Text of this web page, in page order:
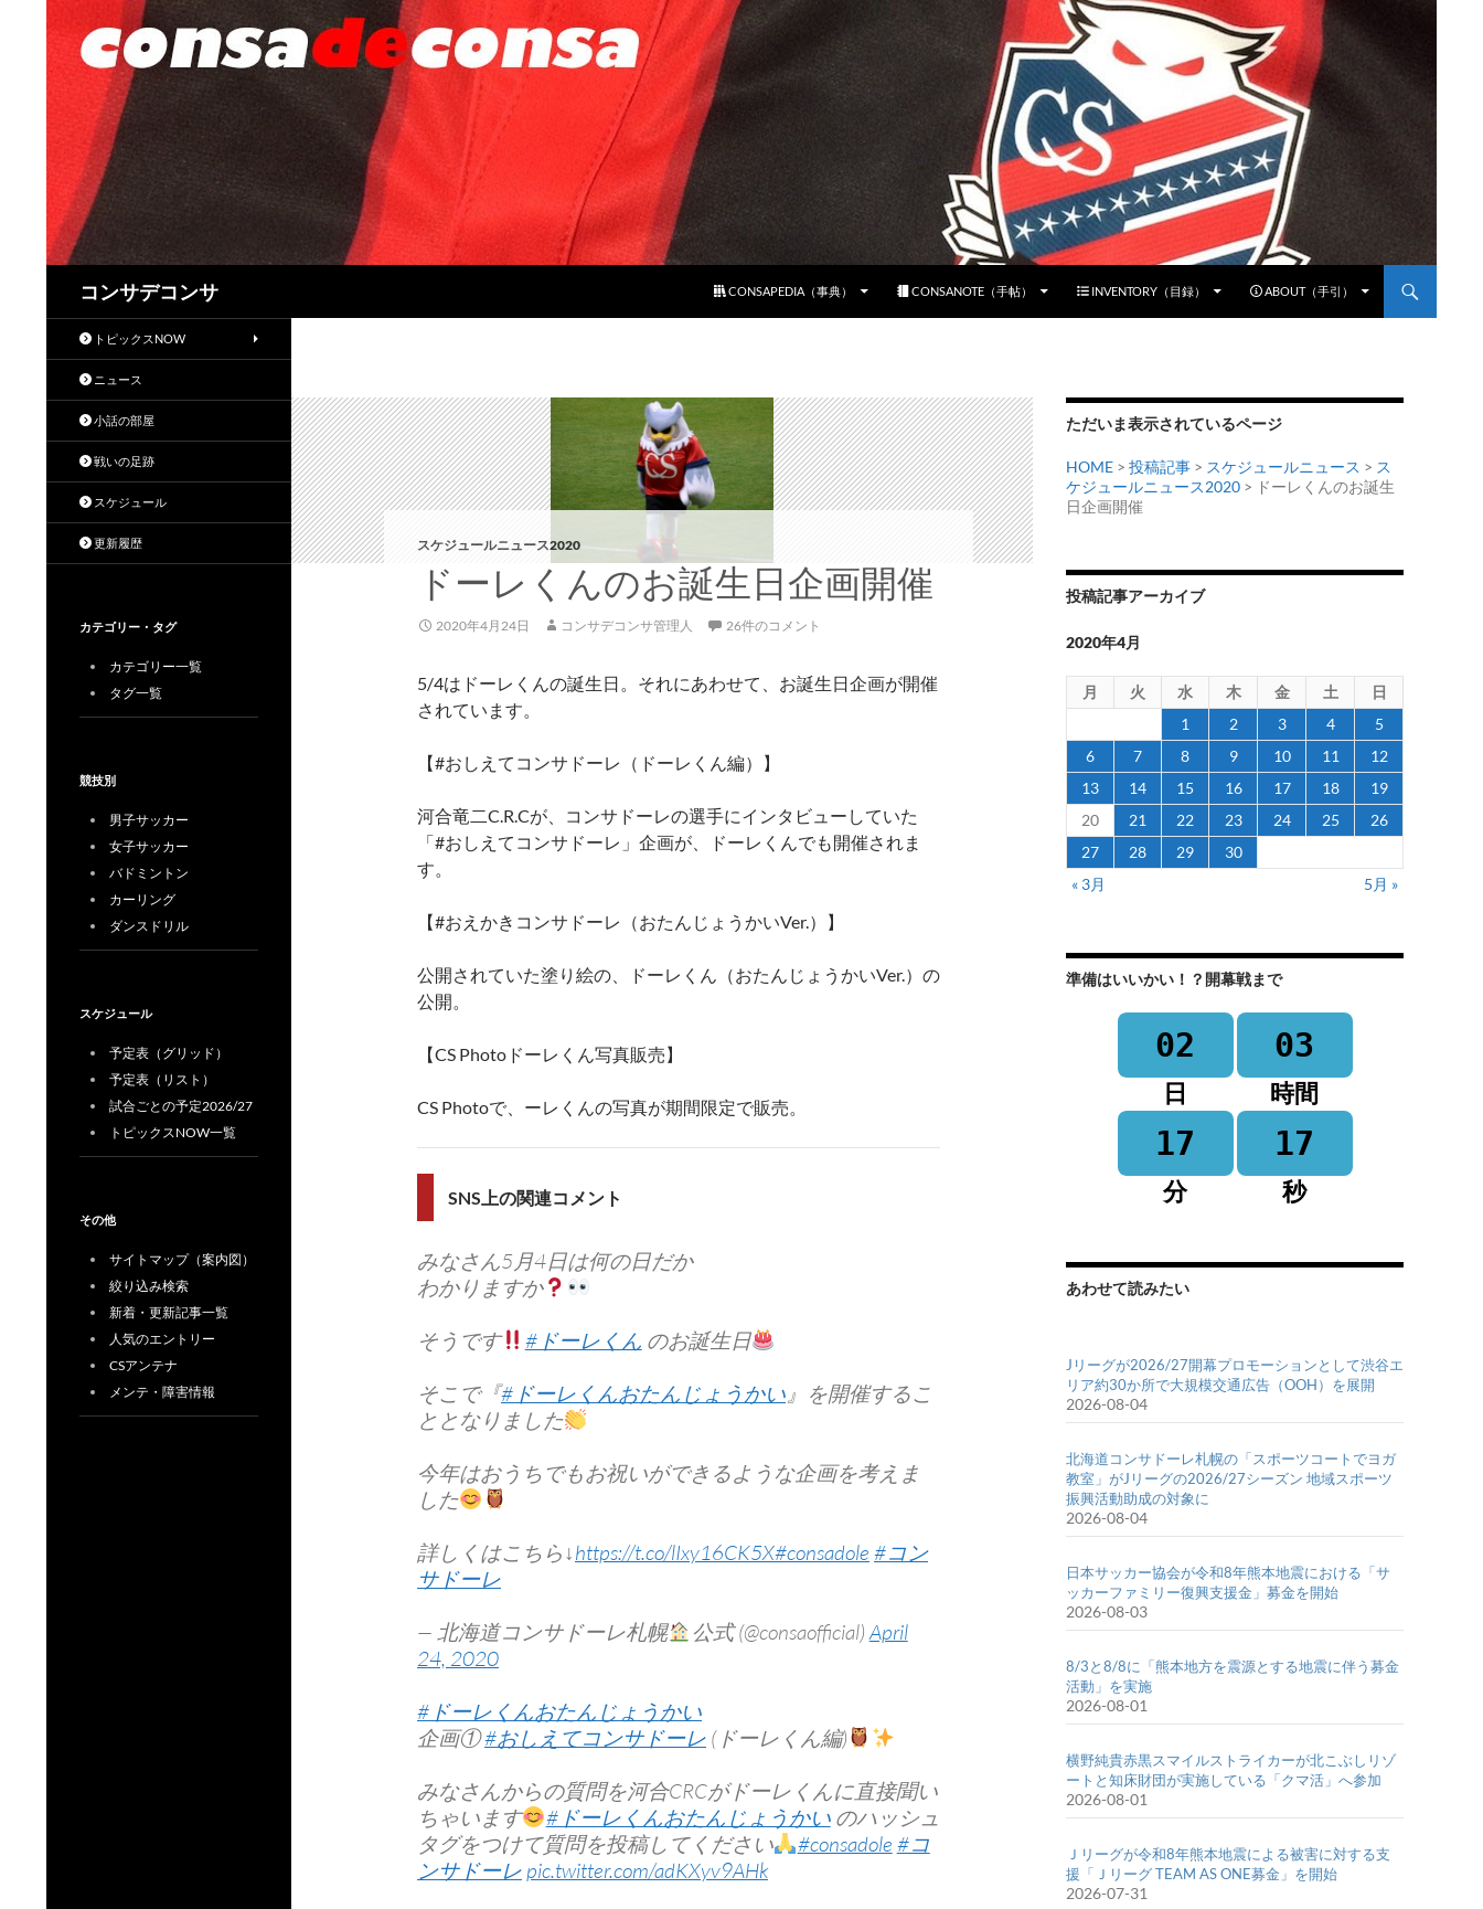
コンサデコンサ
CONSAPEDIA（事典）
CONSANOTE（手帖） INVENTORY（目録） ABOUT（手引）
スケジュールニュース2020
ドーレくんのお誕生日企画開催
2020年4月24日 コンサデコンサ管理人 26件のコメント
5/4はドーレくんの誕生日。それにあわせて、お誕生日企画が開催
されています。
【#おしえてコンサドーレ（ドーレくん編）】
河合竜二C.R.Cが、コンサドーレの選手にインタビューしていた
「#おしえてコンサドーレ」企画が、ドーレくんでも開催されま
す。
【#おえかきコンサドーレ（おたんじょうかいVer.）】
公開されていた塗り絵の、ドーレくん（おたんじょうかいVer.）の
公開。
【CS Photoドーレくん写真販売】
CS Photoで、ーレくんの写真が期間限定で販売。
SNS上の関連コメント
みなさん5月4日は何の日だか
わかりますか
そうです
#ドーレくん のお誕生日
そこで『#ドーレくんおたんじょうかい』を開催するこ
ととなりました
今年はおうちでもお祝いができるような企画を考えま
した
詳しくはこちら↓https://t.co/lIxy16CK5X#consadole #コン
サドーレ
— 北海道コンサドーレ札幌
公式 (@consaofficial)April
24, 2020
#ドーレくんおたんじょうかい
企画①#おしえてコンサドーレ (ドーレくん編)
みなさんからの質問を河合CRCがドーレくんに直接聞い
ちゃいます
#ドーレくんおたんじょうかいのハッシュ
タグをつけて質問を投稿してください
#consadole #コ
ンサドーレ pic.twitter.com/adKXyv9AHk
ただいま表示されているページ
HOME > 投稿記事 > スケジュールニュース > ス
ケジュールニュース2020 > ドーレくんのお誕生
日企画開催
投稿記事アーカイブ
2020年4月
月 火 水 木 金 土
日
1
2 3 4
5
6
7 8 9 10 11
12
13
14 15 16 17 18
19
20
21 22 23 24 25
26
27
28 29
30
« 3月
5月 »
準備はいいかい！？開幕戦まで
02
日
03
時間
17
分
17
秒
あわせて読みたい
Jリーグが2026/27開幕プロモーションとして渋谷エ
リア約30か所で大規模交通広告（OOH）を展開
2026-08-04
北海道コンサドーレ札幌の「スポーツコートでヨガ
教室」がJリーグの2026/27シーズン 地域スポーツ
振興活動助成の対象に
2026-08-04
日本サッカー協会が令和8年熊本地震における「サ
ッカーファミリー復興支援金」募金を開始
2026-08-03
8/3と8/8に「熊本地方を震源とする地震に伴う募金
活動」を実施
2026-08-01
横野純貴赤黒スマイルストライカーが北こぶしリゾ
ートと知床財団が実施している「クマ活」へ参加
2026-08-01
Ｊリーグが令和8年熊本地震による被害に対する支
援「Ｊリーグ TEAM AS ONE募金」を開始
2026-07-31
トピックスNOW
ニュース
小話の部屋
戦いの足跡
スケジュール
更新履歴
カテゴリー・タグ
カテゴリー一覧
タグ一覧
競技別
男子サッカー
女子サッカー
バドミントン
カーリング
ダンスドリル
スケジュール
予定表（グリッド）
予定表（リスト）
試合ごとの予定2026/27
トピックスNOW一覧
その他
サイトマップ（案内図）
絞り込み検索
新着・更新記事一覧
人気のエントリー
CSアンテナ
メンテ・障害情報